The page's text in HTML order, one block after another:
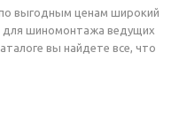
выгодным ценам широкий
для шиномонтажа ведущих
вы найдете все, что